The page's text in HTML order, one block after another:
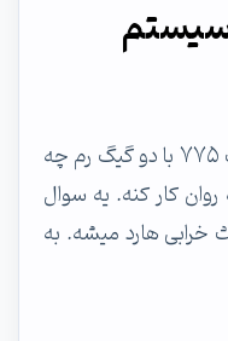
سیستم
سلام. برای سیستم قدیمی سوکت ۷۷۵ با دو گیگ رم چه
8.1 مناسبه که روان کار کنه. یه سوال
میگفت ویندوز ۸.۱ باعث خرابی هارد میشه. به